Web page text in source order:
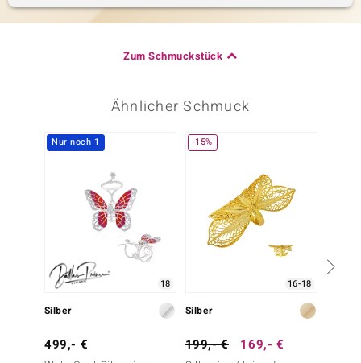
Zum Schmuckstück
Ähnlicher Schmuck
Nur noch 1
18
Silber
499,- €
-15%
16-18
Silber
199,- € 169,- €